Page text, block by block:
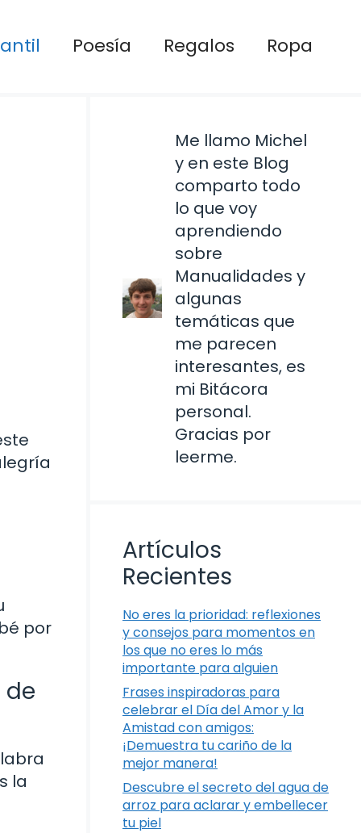
Poesía Regalos Ropa
por
de
la
Me llamo Michel
y en este Blog
comparto todo
lo que voy
aprendiendo
sobre
Manualidades y
algunas
temáticas que
me parecen
interesantes, es
mi Bitácora
personal.
Gracias por
leerme.
Artículos
Recientes
No eres la prioridad: reflexiones
y consejos para momentos en
los que no eres lo más
importante para alguien
Frases inspiradoras para
celebrar el Día del Amor y la
Amistad con amigos:
¡Demuestra tu cariño de la
mejor manera!
Descubre el secreto del agua de
arroz para aclarar y embellecer
tu piel